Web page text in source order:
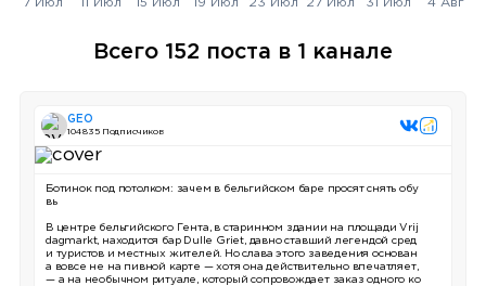
Всего 152 поста в 1 канале
GEO
104 835 Подписчиков
Ботинок под потолком: зачем в бельгийском баре просят снять обу
вь
В центре бельгийского Гента, в старинном здании на площади Vrij
dagmarkt, находится бар Dulle Griet, давно ставший легендой сред
и туристов и местных жителей. Но слава этого заведения основан
а вовсе не на пивной карте — хотя она действительно впечатляет,
— а на необычном ритуале, который сопровождает заказ одного ко